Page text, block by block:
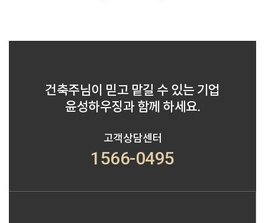
건축주님이 믿고 맡길 수 있는 기업
윤성하우징과 함께 하세요.
고객상담센터
1566-0495